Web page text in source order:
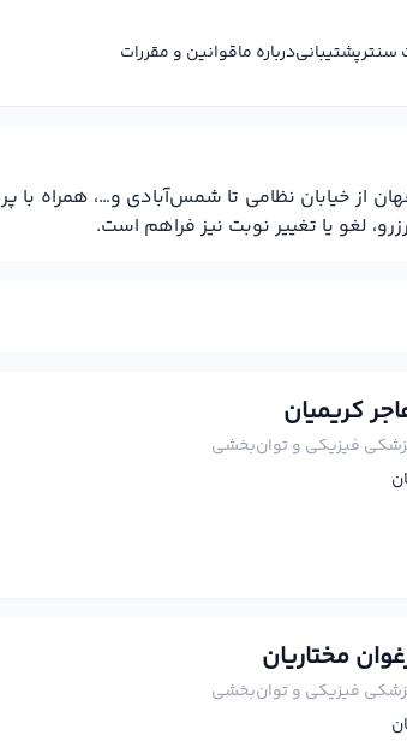
سنترپشتیبانیدرباره ماقوانین و مقررات
خیابان نظامی تا شمس‌آبادی و…، همراه با
لغو یا تغییر نوبت نیز فراهم است.
کریمیان
فیزیکی و توان‌بخشی
مختاریان
فیزیکی و توان‌بخشی